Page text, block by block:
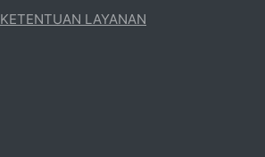
KETENTUAN LAYANAN